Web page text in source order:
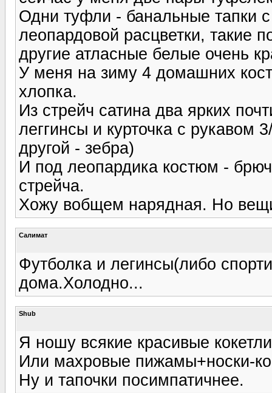
Одни туфли - банальные тапки
леопардовой расцветки, такие
другие атласные белые очень
У меня на зиму 4 домашних
хлопка.
Из стрейч сатина два ярких
леггинсы и курточка с
другой - зебра)
И под леопардика костюм -
стрейча.
Хожу вобщем нарядная. Но
Салимат
Футболка и легинсы(либо
дома.Холодно...
Shub
Я ношу всякие красивые
Или махровые пижамы+носки-
Ну и тапочки посимпатичнее.